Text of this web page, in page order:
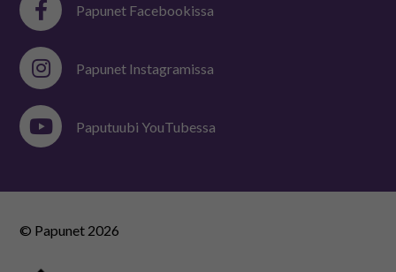
Papunet Facebookissa
Papunet Instagramissa
Paputuubi YouTubessa
© Papunet 2026